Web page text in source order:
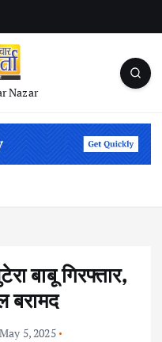
Nazar
बाबू गिरफ्तार,
बरामद
May 5, 2025